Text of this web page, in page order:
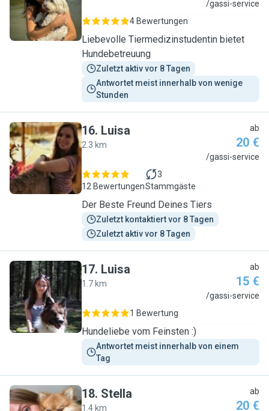
M
/gassi-service
4 Bewertungen
Liebevolle Tiermedizinstudentin bietet
Hundebetreuung
Zuletzt aktiv vor 8 Tagen
Antwortet meist innerhalb von wenige
Stunden
L
16. Luisa
2.3 km
ab
20 €
/gassi-service
12 Bewertungen
3
Stammgäste
Der Beste Freund Deines Tiers
Zuletzt kontaktiert vor 8 Tagen
Zuletzt aktiv vor 8 Tagen
L
17. Luisa
1.7 km
ab
15 €
/gassi-service
1 Bewertung
Hundeliebe vom Feinsten :)
Antwortet meist innerhalb von einem
Tag
18. Stella
1.4 km
ab
20 €